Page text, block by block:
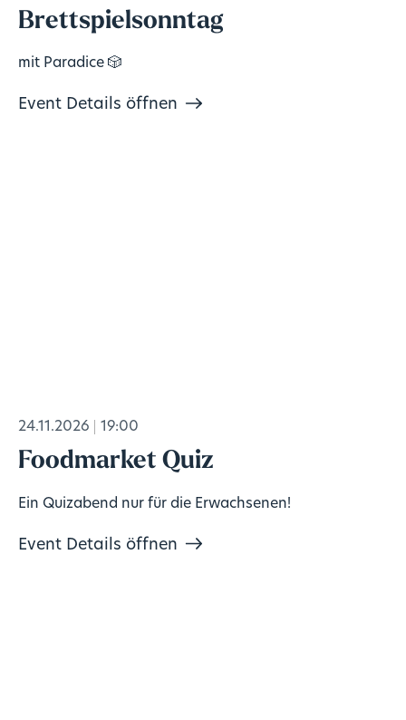
Brettspielsonntag
mit Paradice 🎲
Event Details öffnen
24.11.2026 19:00
Foodmarket Quiz
Ein Quizabend nur für die Erwachsenen!
Event Details öffnen